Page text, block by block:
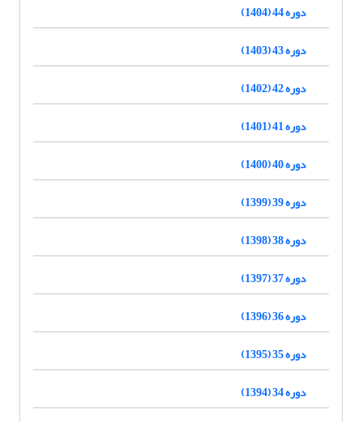
دوره 44 (1404)
دوره 43 (1403)
دوره 42 (1402)
دوره 41 (1401)
دوره 40 (1400)
دوره 39 (1399)
دوره 38 (1398)
دوره 37 (1397)
دوره 36 (1396)
دوره 35 (1395)
دوره 34 (1394)